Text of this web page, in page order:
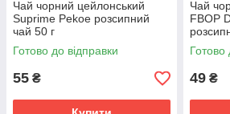
Чай чорний цейлонський
Suprime Pekoe розсипний
чай 50 г
Готово до відправки
55 ₴
Чай
FBOP
Готово
49 ₴